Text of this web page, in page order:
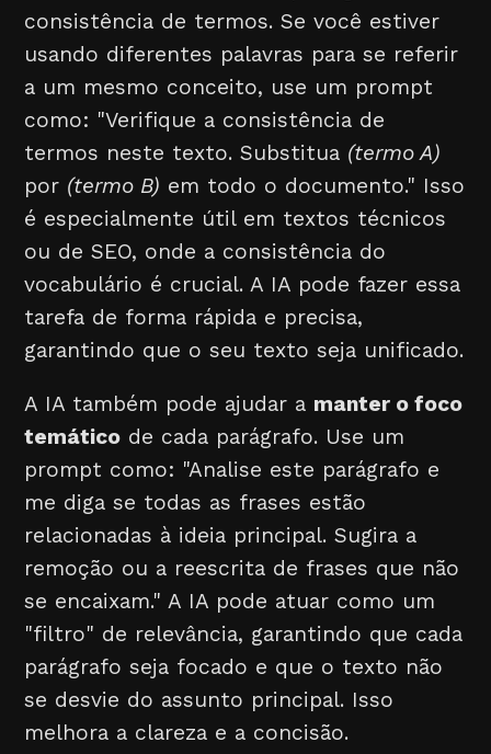
consistência de termos. Se você estiver
usando diferentes palavras para se referir
a um mesmo conceito, use um prompt
como: "Verifique a consistência de
termos neste texto. Substitua (termo A)
por (termo B) em todo o documento." Isso
é especialmente útil em textos técnicos
ou de SEO, onde a consistência do
vocabulário é crucial. A IA pode fazer essa
tarefa de forma rápida e precisa,
garantindo que o seu texto seja unificado.
A IA também pode ajudar a manter o foco
temático de cada parágrafo. Use um
prompt como: "Analise este parágrafo e
me diga se todas as frases estão
relacionadas à ideia principal. Sugira a
remoção ou a reescrita de frases que não
se encaixam." A IA pode atuar como um
"filtro" de relevância, garantindo que cada
parágrafo seja focado e que o texto não
se desvie do assunto principal. Isso
melhora a clareza e a concisão.